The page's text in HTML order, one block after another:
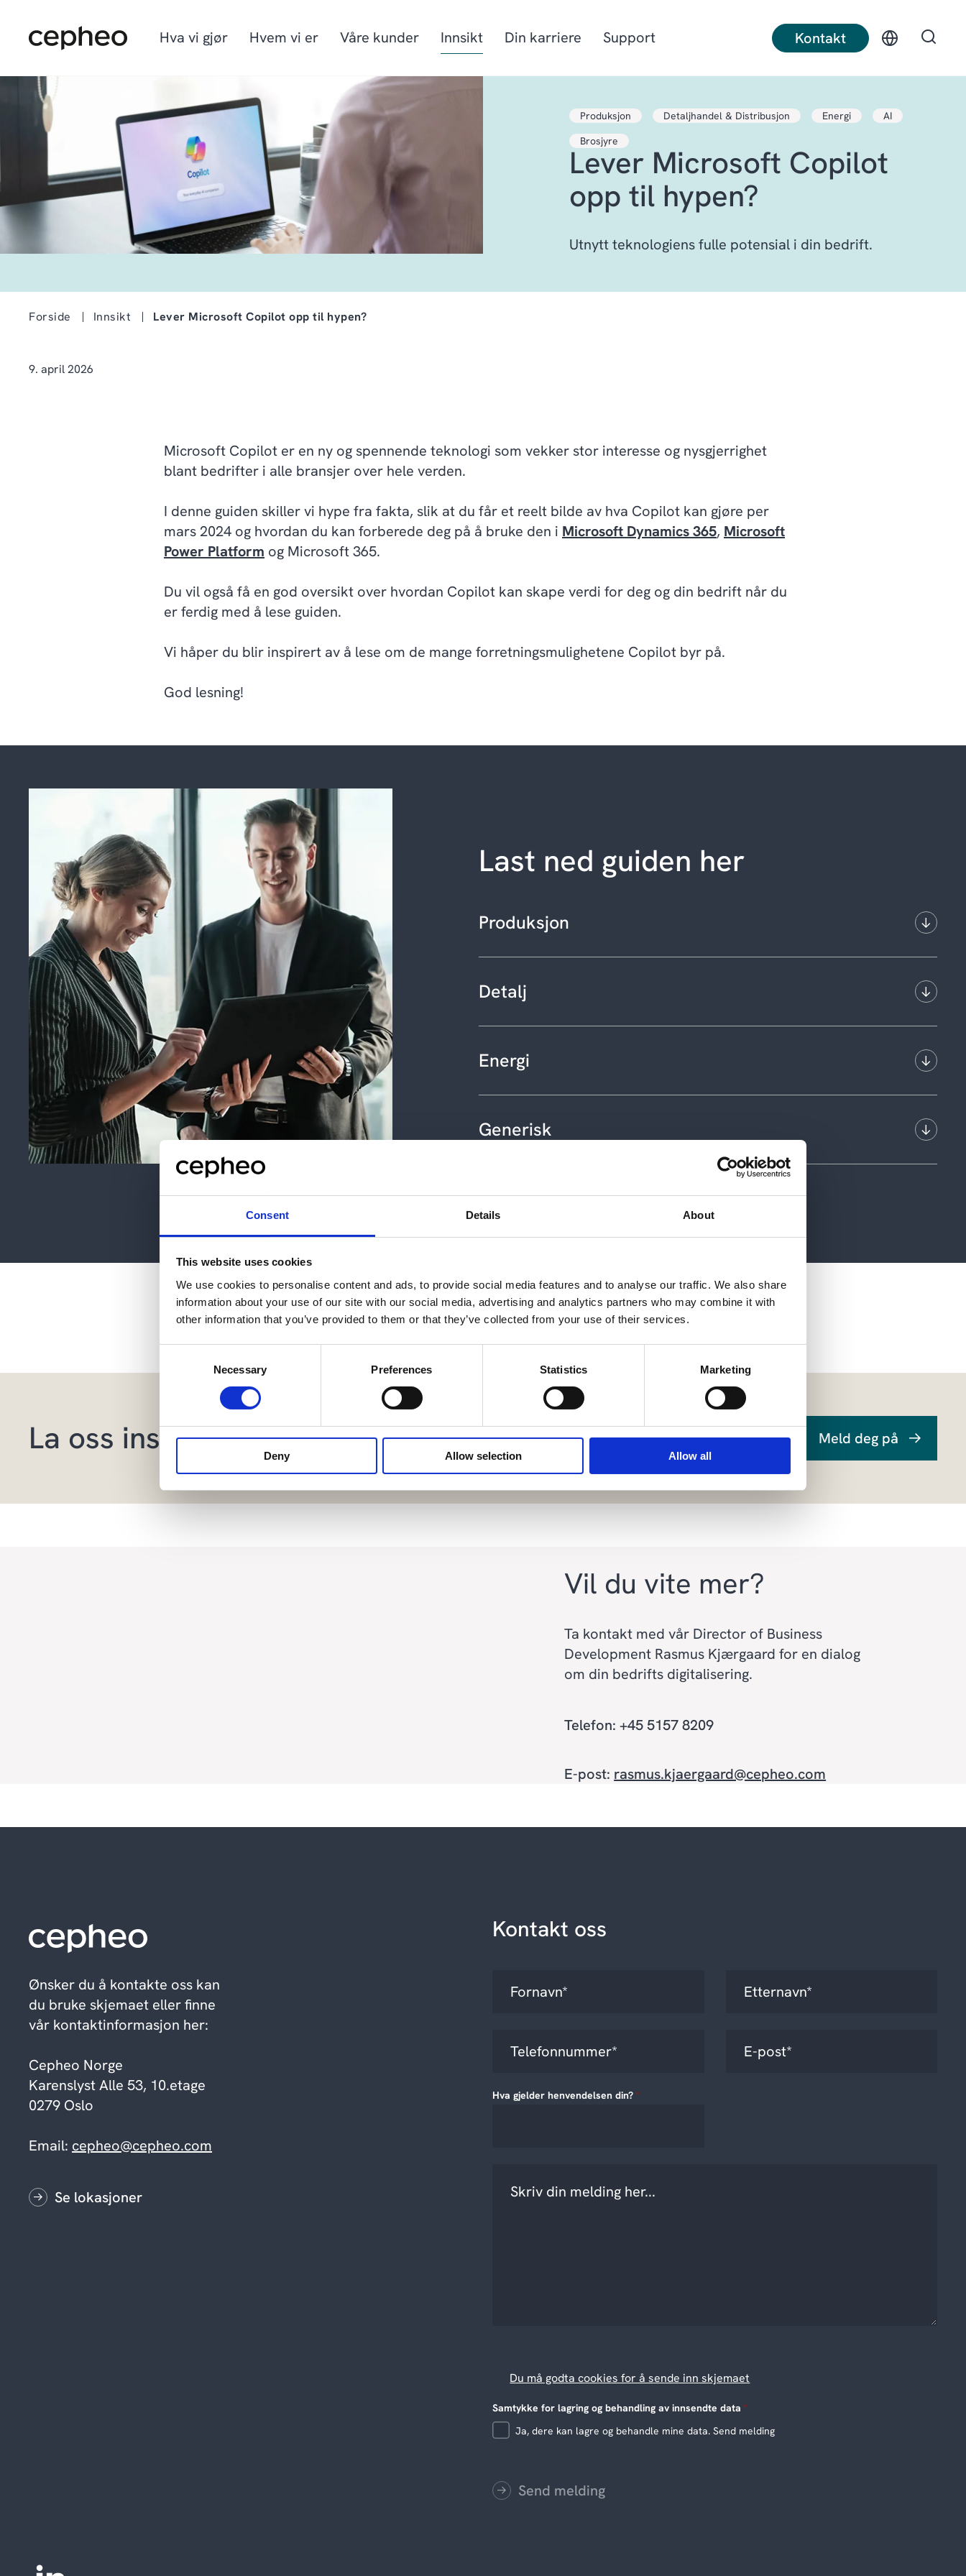
Consent Details About
This website uses cookies
We use cookies to personalise content and ads, to provide social media features and to analyse our traffic. We also share
information about your use of our site with our social media, advertising and analytics partners who may combine it with
other information that you’ve provided to them or that they’ve collected from your use of their services.
Necessary Preferences Statistics Marketing
Deny Allow selection Allow all
hovedinnhold
Hva vi gjør
Industrier Produksjon Prosjektorientert produksjon
Mat & drikke
Fiskeri- og havbruksnæring
Bygg
Detaljhandel & Distribusjon
Løsninger
Cepheo Evergreen
Hvem vi er
Vi er Cepheo
Hvordan vi jobber
Våre kunder Innsikt Din karriere
Ledige stillinger
Graduate program
Support Kontakt
Produksjon Detaljhandel & Distribusjon Energi
AI
Brosjyre
Lever Microsoft Copilot
opp til hypen?
Utnytt teknologiens fulle potensial i din bedrift.
Forside Innsikt Lever Microsoft Copilot opp til hypen?
9. april 2026
Microsoft Copilot er en ny og spennende teknologi som vekker stor interesse og nysgjerrighet
blant bedrifter i alle bransjer over hele verden.
I denne guiden skiller vi hype fra fakta, slik at du får et reelt bilde av hva Copilot kan gjøre per
mars 2024 og hvordan du kan forberede deg på å bruke den i Microsoft Dynamics 365, Microsoft
Power Platform og Microsoft 365.
Du vil også få en god oversikt over hvordan Copilot kan skape verdi for deg og din bedrift når du
er ferdig med å lese guiden.
Vi håper du blir inspirert av å lese om de mange forretningsmulighetene Copilot byr på.
God lesning!
Last ned guiden her
Produksjon
Hvilken verdi skaper Microsoft Copilot i din produksjonsbedrift?
Detalj
Hvilken verdi skaper Microsoft Copilot i din detaljhandelsbedrift?
Energi
Hvilken verdi skaper Microsoft Copilot i ditt energiselskap?
Generisk
Vår generiske utgave av guiden er for bedrifter som ikke tilhører noen
verdien med Microsoft Copilot.
Del artikkelen
La oss inspirere deg med nyheter og innsikt Meld deg på
Vil du vite mer?
Ta kontakt med vår Director of Business
Development Rasmus Kjærgaard for en dialog
om din bedrifts digitalisering.
Telefon: +45 5157 8209
E-post: rasmus.kjaergaard@cepheo.com
Ønsker du å kontakte oss kan
du bruke skjemaet eller finne
vår kontaktinformasjon her:
Cepheo Norge
Karenslyst Alle 53, 10.etage
0279 Oslo
Email: cepheo@cepheo.com
Se lokasjoner
Kontakt oss
Hva gjelder henvendelsen din?*
Du må godta cookies for å sende inn skjemaet
Samtykke for lagring og behandling av innsendte data*
Ja, dere kan lagre og behandle mine data. Send melding
Send melding